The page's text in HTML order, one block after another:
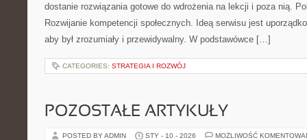
dostanie rozwiązania gotowe do wdrożenia na lekcji i poza nią.
Rozwijanie kompetencji społecznych. Ideą serwisu jest
aby był zrozumiały i przewidywalny. W podstawówce […]
CATEGORIES: STRATEGIA I ROZWÓJ
POZOSTAŁE ARTYKUŁY
POSTED BY ADMIN STY - 10 - 2026 MOŻLIWOŚĆ